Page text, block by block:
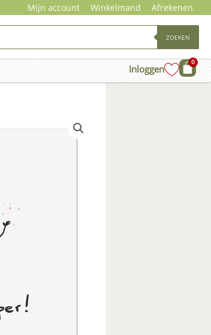
Mijn account Winkelmand Afrekenen
ZOEKEN
Inloggen
0